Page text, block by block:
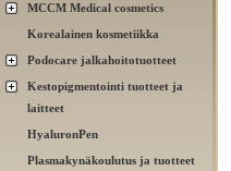
MCCM Medical cosmetics
Korealainen kosmetiikka
Podocare jalkahoitotuotteet
Kestopigmentointi tuotteet ja
laitteet
HyaluronPen
Plasmakynäkoulutus ja tuotteet